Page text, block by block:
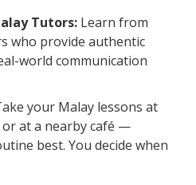
Tutors: Learn from
who provide authentic
world communication
your Malay lessons at
at a nearby café —
best. You decide when